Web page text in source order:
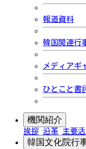
報道資料
韓国関連行
メディアギ
ひとこと書
機関紹介
挨拶 沿革 主要
韓国文化院行